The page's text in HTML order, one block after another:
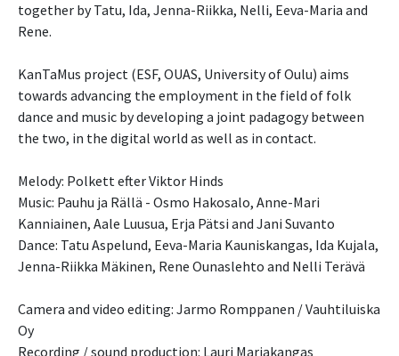
together by Tatu, Ida, Jenna-Riikka, Nelli, Eeva-Maria and
Rene.
KanTaMus project (ESF, OUAS, University of Oulu) aims
towards advancing the employment in the field of folk
dance and music by developing a joint padagogy between
the two, in the digital world as well as in contact.
Melody: Polkett efter Viktor Hinds
Music: Pauhu ja Rällä - Osmo Hakosalo, Anne-Mari
Kanniainen, Aale Luusua, Erja Pätsi and Jani Suvanto
Dance: Tatu Aspelund, Eeva-Maria Kauniskangas, Ida Kujala,
Jenna-Riikka Mäkinen, Rene Ounaslehto and Nelli Terävä
Camera and video editing: Jarmo Romppanen / Vauhtiluiska
Oy
Recording / sound production: Lauri Marjakangas